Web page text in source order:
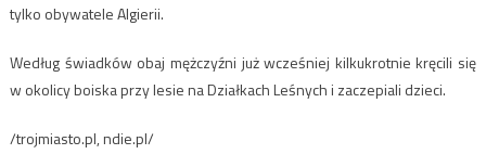
tylko obywatele Algierii.
Według świadków obaj mężczyźni już wcześniej kilkukrotnie kręcili się
w okolicy boiska przy lesie na Działkach Leśnych i zaczepiali dzieci.
/trojmiasto.pl, ndie.pl/